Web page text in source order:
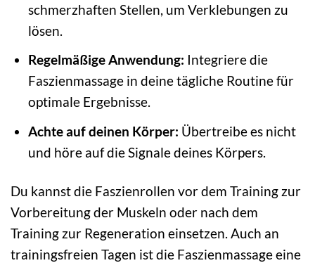
schmerzhaften Stellen, um Verklebungen zu
lösen.
Regelmäßige Anwendung: Integriere die
Faszienmassage in deine tägliche Routine für
optimale Ergebnisse.
Achte auf deinen Körper: Übertreibe es nicht
und höre auf die Signale deines Körpers.
Du kannst die Faszienrollen vor dem Training zur
Vorbereitung der Muskeln oder nach dem
Training zur Regeneration einsetzen. Auch an
trainingsfreien Tagen ist die Faszienmassage eine